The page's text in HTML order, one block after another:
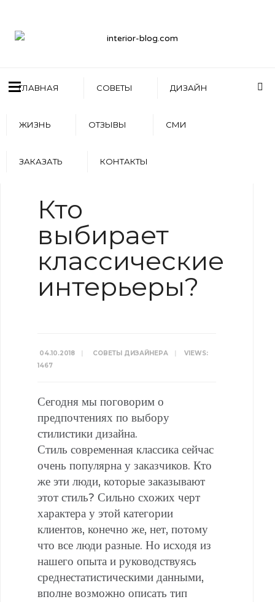
ГЛАВНАЯ СОВЕТЫ ДИЗАЙН
ЖИЗНЬ ОТЗЫВЫ СМИ
ЗАКАЗАТЬ КОНТАКТЫ
Кто
выбирает
классические
интерьеры?
04.10.2018 | СОВЕТЫ ДИЗАЙНЕРА |
VIEWS:
1467
Сегодня мы поговорим о
предпочтениях по выбору
стилистики дизайна.
Стиль современная классика сейчас
очень популярна у заказчиков. Кто
же эти люди, которые заказывают
этот стиль? Сильно схожих черт
характера у этой категории
клиентов, конечно же, нет, потому
что все люди разные. Но исходя из
нашего опыта и руководствуясь
среднестатистическими данными,
вполне возможно описать тип